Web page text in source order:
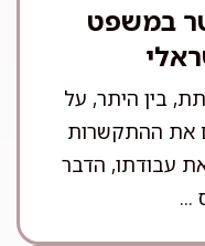
במשפט
בין היתר, על
את ההתקשרות
עבודתו, הדבר
...